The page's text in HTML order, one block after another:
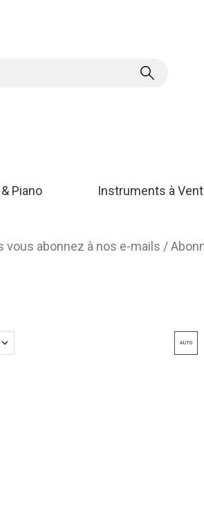
Piano Instruments à Vent
vous abonnez à nos e-mails /